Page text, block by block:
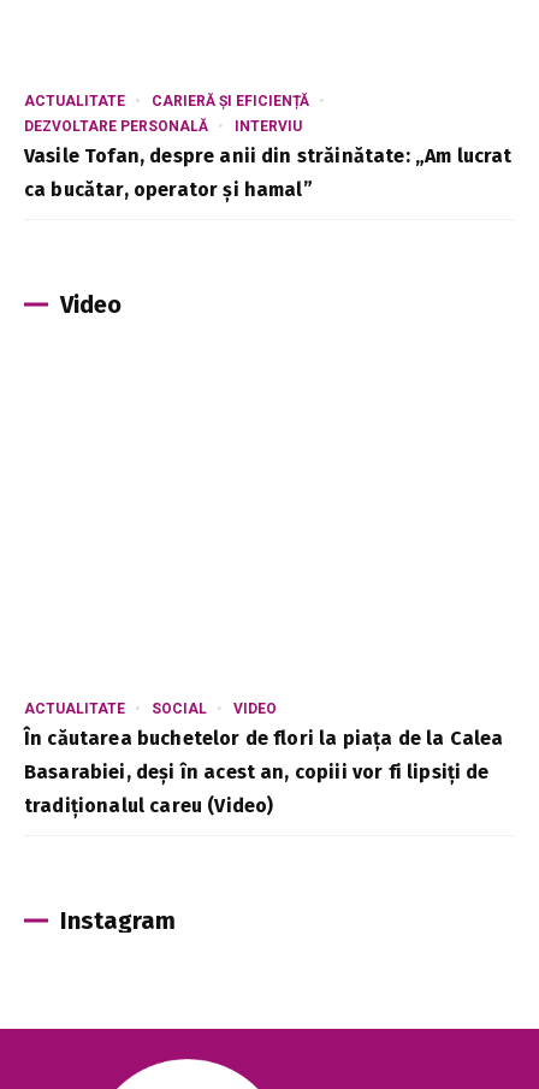
ACTUALITATE
CARIERĂ ȘI EFICIENȚĂ
DEZVOLTARE PERSONALĂ
INTERVIU
Vasile Tofan, despre anii din străinătate: „Am lucrat
ca bucătar, operator și hamal”
Video
ACTUALITATE SOCIAL VIDEO
În căutarea buchetelor de flori la piața de la Calea
Basarabiei, deși în acest an, copiii vor fi lipsiți de
tradiționalul careu (Video)
Instagram